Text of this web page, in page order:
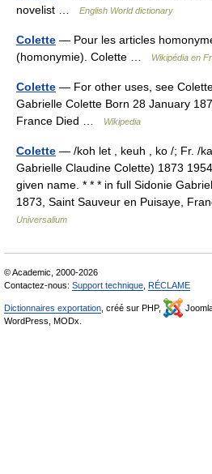
novelist …
English World dictionary
Colette — Pour les articles
(homonymie). Colette …
Wikipédia en
Colette — For other uses, see
Gabrielle Colette Born 28 January
France Died …
Wikipedia
Colette — /koh let , keuh , ko /; Fr. /
Gabrielle Claudine Colette) 1873
given name. * * * in full Sidonie
1873, Saint Sauveur en Puisaye,
Universalium
© Academic, 2000-2026
Contactez-nous: Support technique RÉCLAME
Dictionnaires exportation , créé sur PHP,
WordPress, MODx.